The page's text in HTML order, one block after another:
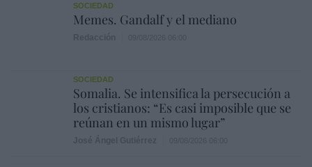
SOCIEDAD
Memes. Gandalf y el mediano
SOCIEDAD
Somalia. Se intensifica la persecución a
los cristianos: “Es casi imposible que se
reúnan en un mismo lugar”